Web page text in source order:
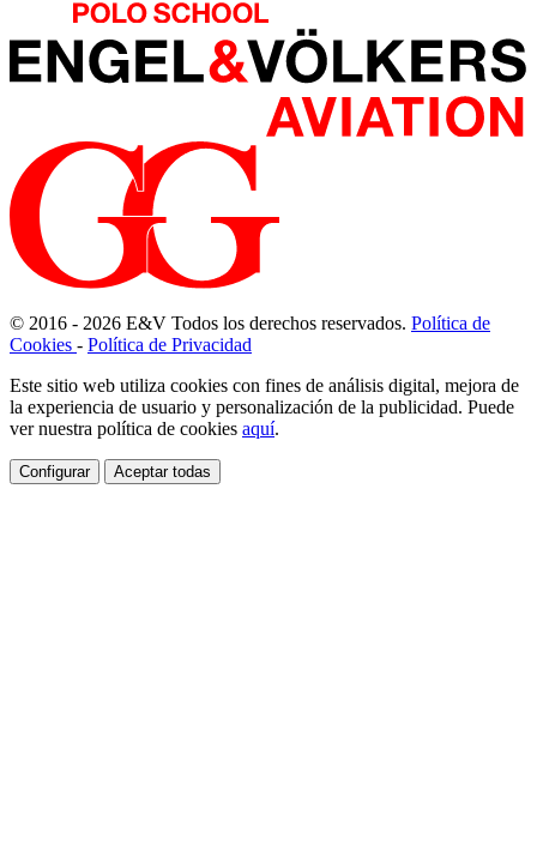
© 2016 - 2026 E&V Todos los derechos reservados. Política de
Cookies - Política de Privacidad
Este sitio web utiliza cookies con fines de análisis digital, mejora de
la experiencia de usuario y personalización de la publicidad. Puede
ver nuestra política de cookies aquí.
Configurar Aceptar todas